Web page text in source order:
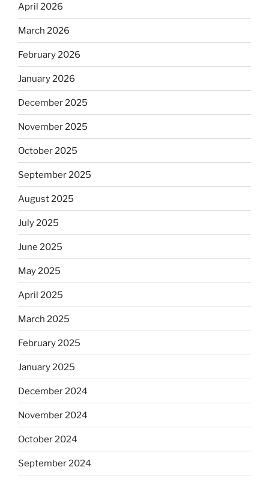
April 2026
March 2026
February 2026
January 2026
December 2025
November 2025
October 2025
September 2025
August 2025
July 2025
June 2025
May 2025
April 2025
March 2025
February 2025
January 2025
December 2024
November 2024
October 2024
September 2024